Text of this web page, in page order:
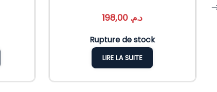
د.م.
Rupture de stock
LIRE LA SUITE